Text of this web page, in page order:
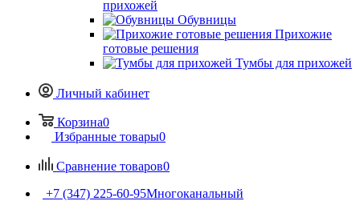
прихожей
Обувницы
Прихожие
готовые решения
Тумбы для прихожей
Личный кабинет
Корзина0
Избранные товары0
Сравнение товаров0
+7 (347) 225-60-95Многоканальный